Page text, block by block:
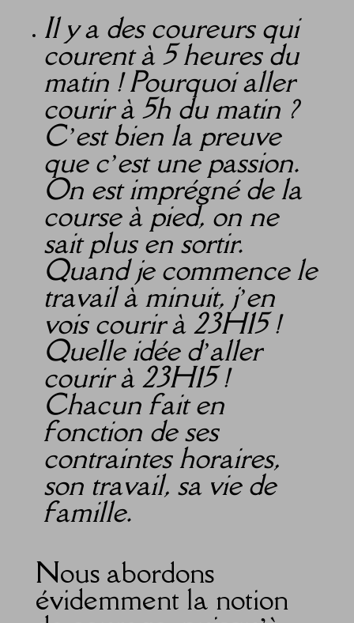
Il y a des coureurs qui
courent à 5 heures du
matin ! Pourquoi aller
courir à 5h du matin ?
C’est bien la preuve
que c’est une passion.
On est imprégné de la
course à pied, on ne
sait plus en sortir.
Quand je commence le
travail à minuit, j’en
vois courir à 23H15 !
Quelle idée d’aller
courir à 23H15 !
Chacun fait en
fonction de ses
contraintes horaires,
son travail, sa vie de
famille.
Nous abordons
évidemment la notion